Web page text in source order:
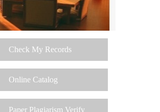
Check My Records
Online Catalog
Paper Plagiarism Verify